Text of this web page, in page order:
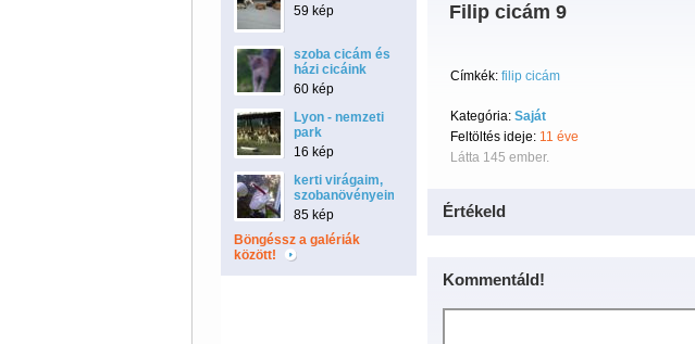
59 kép
szoba cicám és
házi cicáink
60 kép
Lyon - nemzeti
park
16 kép
kerti virágaim,
szobanövényeim
85 kép
Böngéssz a galériák
között!
Filip cicám 9
Címkék: filip cicám
Kategória: Saját
Feltöltés ideje: 11 éve
Látta 145 ember.
Értékeld
Kommentáld!